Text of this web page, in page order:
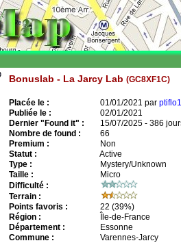
Bonuslab - La Jarcy Lab (GC8XF1C)
Placée le : 01/01/2021 par
Publiée le :
02/01/2021
Dernier "Found it" :
15/07/2025 - 386
Nombre de found :
66
Premium :
Non
Statut :
Active
Type :
Mystery/Unknown
Taille :
Micro
Difficulté :
Terrain :
Points favoris :
22 (39%)
Région :
Île-de-France
Département :
Essonne
Commune :
Varennes-Jarcy